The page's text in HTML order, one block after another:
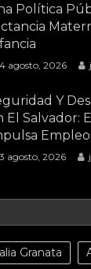
Política
4 agosto, 2026
Y
El Salvador:
3 agosto, 2026
Granata